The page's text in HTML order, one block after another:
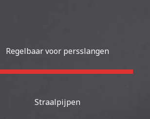
Regelbaar voor persslangen
Straalpijpen